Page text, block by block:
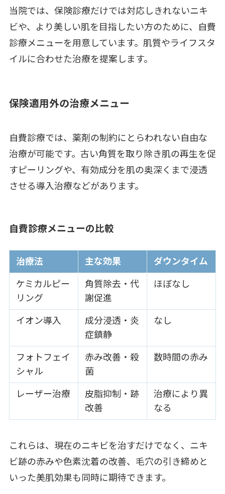
当院では、保険診療だけでは対応しきれないニキ
ビや、より美しい肌を目指したい方のために、自費
診療メニューを用意しています。肌質やライフスタ
イルに合わせた治療を提案します。
保険適用外の治療メニュー
自費診療では、薬剤の制約にとらわれない自由な
治療が可能です。古い角質を取り除き肌の再生を促
すピーリングや、有効成分を肌の奥深くまで浸透
させる導入治療などがあります。
自費診療メニューの比較
治療法 主な効果
ダウンタイム
ケミカルピー
リング
角質除去・代
謝促進
ほぼなし
イオン導入
成分浸透・炎
症鎮静
なし
フォトフェイ
シャル
赤み改善・殺
菌
数時間の赤み
レーザー治療
皮脂抑制・跡
改善
治療により異
なる
これらは、現在のニキビを治すだけでなく、ニキ
ビ跡の赤みや色素沈着の改善、毛穴の引き締めと
いった美肌効果も同時に期待できます。